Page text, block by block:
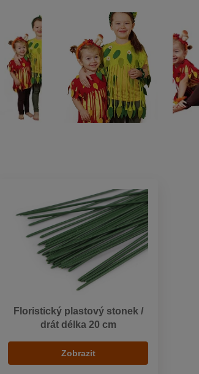
Floristický plastový stonek /
drát délka 20 cm
Zobrazit